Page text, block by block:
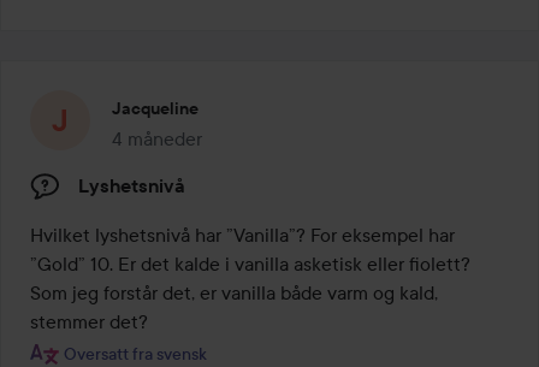
Jacqueline
4 måneder
Innlegget ble opprettet 4 måneder
Lyshetsnivå
Hvilket lyshetsnivå har ”Vanilla”? For eksempel har
”Gold” 10. Er det kalde i vanilla asketisk eller fiolett?
Som jeg forstår det, er vanilla både varm og kald,
stemmer det?
Oversatt fra svensk